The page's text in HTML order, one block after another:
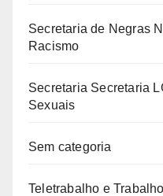
Secretaria de Negras
Racismo
Secretaria Secretaria
Sexuais
Sem categoria
Teletrabalho e